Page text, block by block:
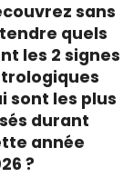
sans
quels
les 2 signes
sont les plus
durant
année
?